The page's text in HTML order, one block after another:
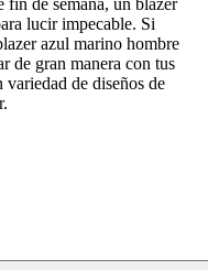
fin de semana, un blazer
lucir impecable. Si
azul marino hombre
de gran manera con tus
variedad de diseños de